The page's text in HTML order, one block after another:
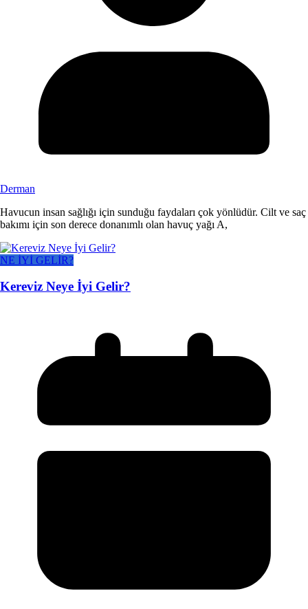
Derman
Havucun insan sağlığı için sunduğu faydaları çok yönlüdür. Cilt ve saç
bakımı için son derece donanımlı olan havuç yağı A,
NE İYİ GELİR?
Kereviz Neye İyi Gelir?